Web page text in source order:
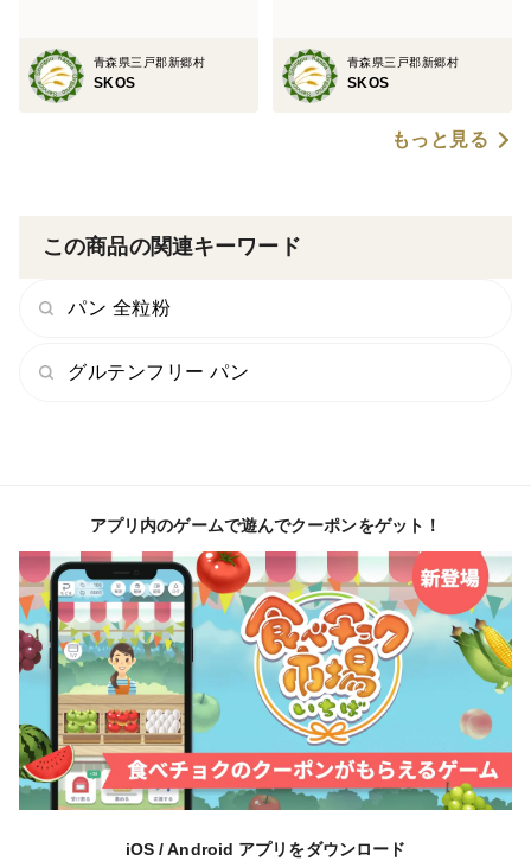
青森県三戸郡新郷村
SKOS
青森県三戸郡新郷村
SKOS
もっと見る
この商品の関連キーワード
パン 全粒粉
グルテンフリー パン
アプリ内のゲームで遊んでクーポンをゲット！
iOS / Android アプリをダウンロード